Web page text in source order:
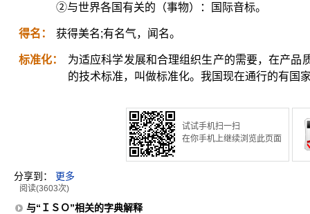
②与世界各国有关的（事物）：国际音标。
得名： 获得美名;有名气，闻名。
标准化：
为适应科学发展和合理组织生产的需要，在产品
的技术标准，叫做标准化。我国现在通行的有国
试试手机扫一扫
在你手机上继续浏览此页面
分享到： 更多
阅读(3603次)
与“ＩＳＯ”相关的字典解释